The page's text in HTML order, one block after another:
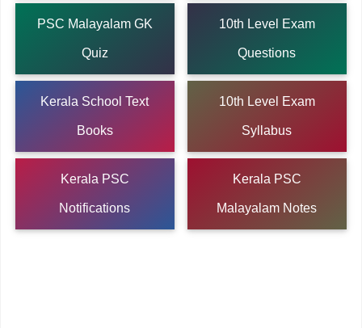
PSC Malayalam GK
Quiz
10th Level Exam
Questions
Kerala School Text
Books
10th Level Exam
Syllabus
Kerala PSC
Notifications
Kerala PSC
Malayalam Notes